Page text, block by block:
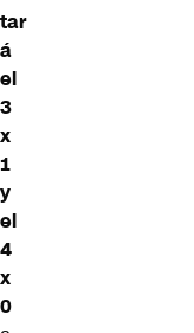
tar
á
el
3
x
1
y
el
4
x
0